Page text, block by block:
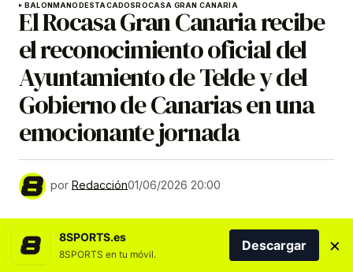
BALONMANODESTACADOSROCASA GRAN CANARIA
El Rocasa Gran Canaria recibe
el reconocimiento oficial del
Ayuntamiento de Telde y del
Gobierno de Canarias en una
emocionante jornada
por Redacción01/06/2026 20:00
8SPORTS.es
8SPORTS en tu móvil.
Descargar ×